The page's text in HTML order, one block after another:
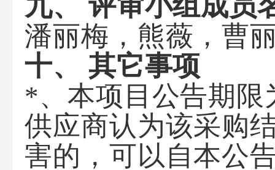
九、 评审小组成员
潘丽梅，熊薇，曹
十、 其它事项
*、本项目公告期
供应商认为该采购
害的，可以自本公